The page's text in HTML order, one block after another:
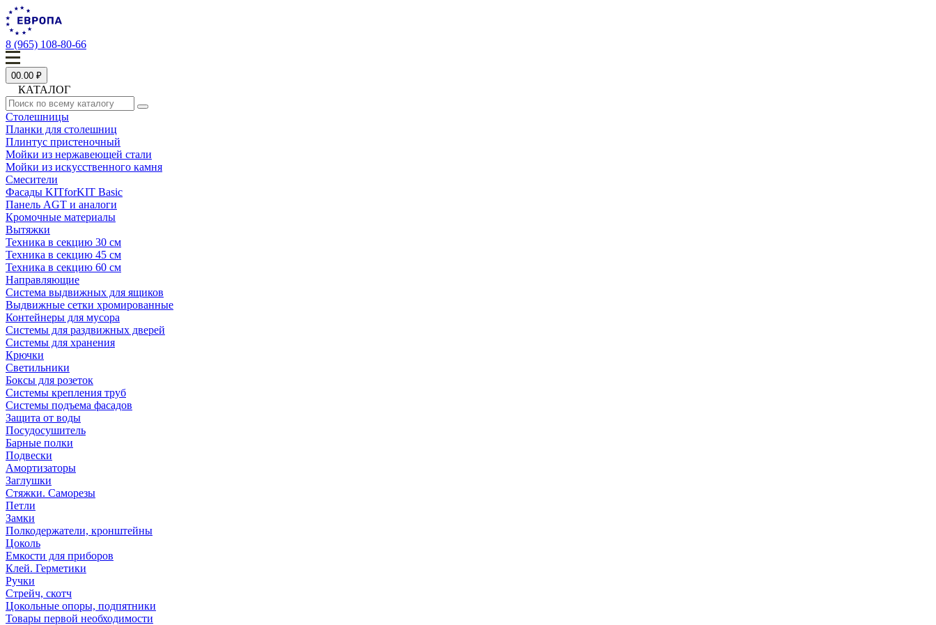
8 (965) 108-80-66
00.00 ₽
КАТАЛОГ
Столешницы
Планки для столешниц
Плинтус пристеночный
Мойки из нержавеющей стали
Мойки из искусственного камня
Смесители
Фасады KITforKIT Basic
Панель AGT и аналоги
Кромочные материалы
Вытяжки
Техника в секцию 30 см
Техника в секцию 45 см
Техника в секцию 60 см
Направляющие
Система выдвижных для ящиков
Выдвижные сетки хромированные
Контейнеры для мусора
Системы для раздвижных дверей
Системы для хранения
Крючки
Светильники
Боксы для розеток
Системы крепления труб
Системы подъема фасадов
Защита от воды
Посудосушитель
Барные полки
Подвески
Амортизаторы
Заглушки
Стяжки. Саморезы
Петли
Замки
Полкодержатели, кронштейны
Цоколь
Емкости для приборов
Клей. Герметики
Ручки
Стрейч, скотч
Цокольные опоры, подпятники
Товары первой необходимости